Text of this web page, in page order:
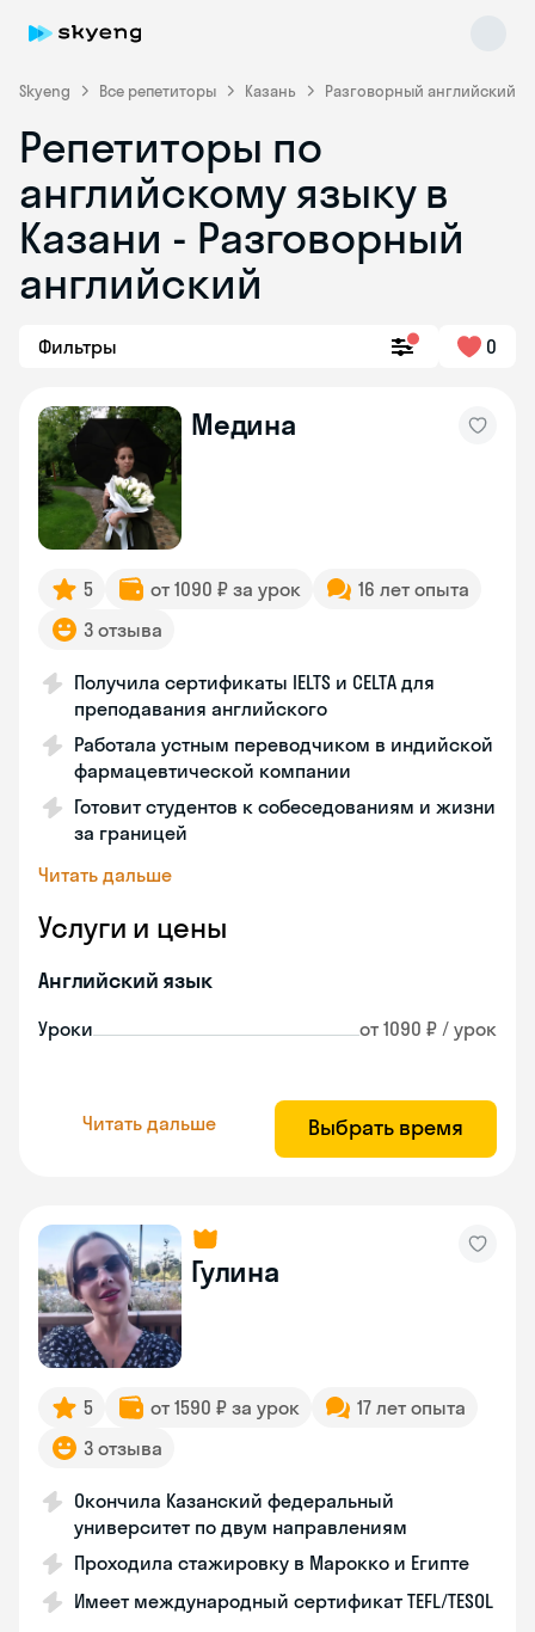
Skyeng Все репетиторы Казань Разговорный английский
Репетиторы по
английскому языку в
Казани - Разговорный
английский
Фильтры 0
Медина
5 от 1090 ₽ за урок
16 лет опыта
3 отзыва
Получила сертификаты IELTS и CELTA для
преподавания английского
Работала устным переводчиком в индийской
фармацевтической компании
Готовит студентов к собеседованиям и жизни
за границей
Читать дальше
Услуги и цены
Английский язык
Уроки от 1090 ₽ / урок
Читать дальше Выбрать время
Гулина
5 от 1590 ₽ за урок
17 лет опыта
3 отзыва
Окончила Казанский федеральный
университет по двум направлениям
Проходила стажировку в Марокко и Египте
Имеет международный сертификат TEFL/TESOL